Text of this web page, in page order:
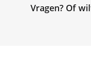
Vragen? Of